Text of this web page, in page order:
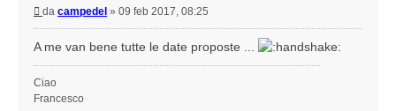
Messaggio
da campedel » 09 feb 2017, 08:25
A me van bene tutte le date proposte ...
Ciao
Francesco